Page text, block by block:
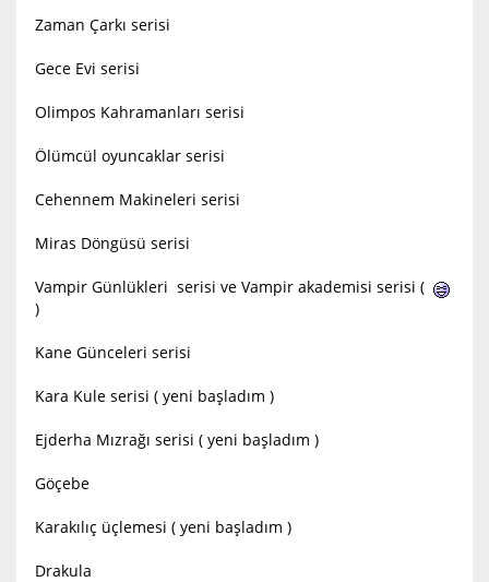
Zaman Çarkı serisi
Gece Evi serisi
Olimpos Kahramanları serisi
Ölümcül oyuncaklar serisi
Cehennem Makineleri serisi
Miras Döngüsü serisi
Vampir Günlükleri serisi ve Vampir akademisi serisi (
)
Kane Günceleri serisi
Kara Kule serisi ( yeni başladım )
Ejderha Mızrağı serisi ( yeni başladım )
Göçebe
Karakılıç üçlemesi ( yeni başladım )
Drakula